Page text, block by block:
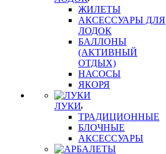
ЖИЛЕТЫ
АКСЕССУАРЫ ДЛЯ
ЛОДОК
БАЛЛОНЫ
(АКТИВНЫЙ
ОТДЫХ)
НАСОСЫ
ЯКОРЯ
ЛУКИ
ТРАДИЦИОННЫЕ
БЛОЧНЫЕ
АКСЕССУАРЫ